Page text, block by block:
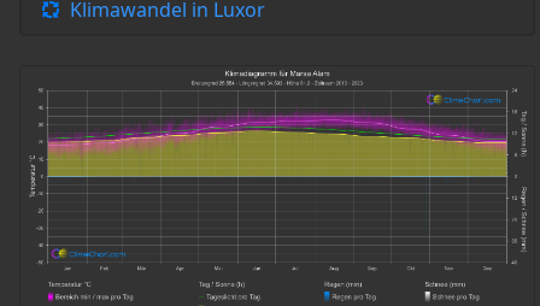
Klimawandel in Luxor